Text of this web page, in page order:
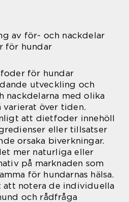
av för- och nackdelar
för hundar
för hundar
utveckling och
nackdelarna med olika
över tiden.
att dietfoder innehöll
eller tillsatser
orsaka biverkningar.
mer naturliga eller
på marknaden som
för hundarnas hälsa.
att notera de individuella
och rådfråga